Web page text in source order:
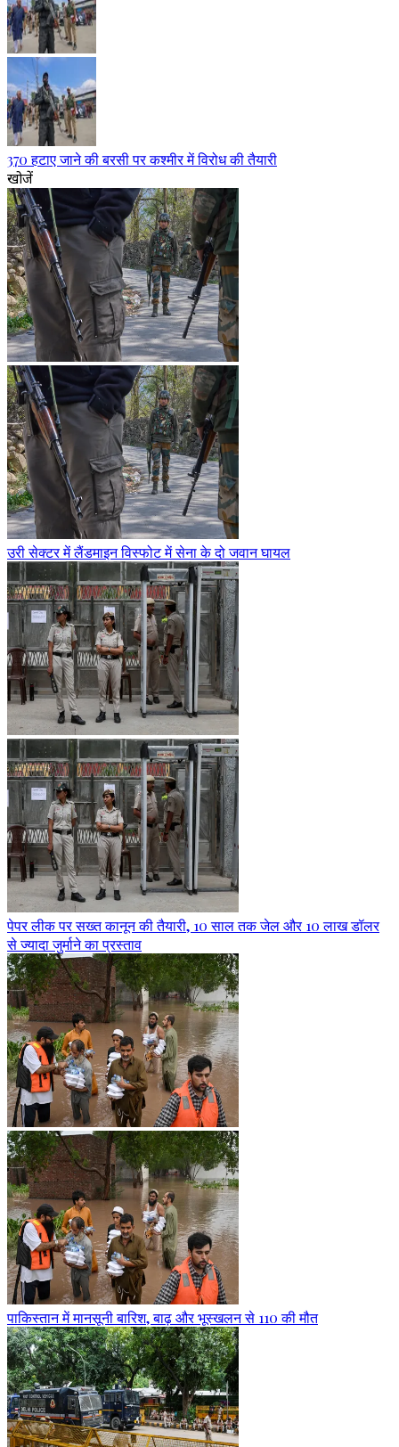
370 हटाए जाने की बरसी पर कश्मीर में विरोध की तैयारी
खोजें
उरी सेक्टर में लैंडमाइन विस्फोट में सेना के दो जवान घायल
पेपर लीक पर सख्त कानून की तैयारी, 10 साल तक जेल और 10 लाख डॉलर
से ज्यादा जुर्माने का प्रस्ताव
पाकिस्तान में मानसूनी बारिश, बाढ़ और भूस्खलन से 110 की मौत